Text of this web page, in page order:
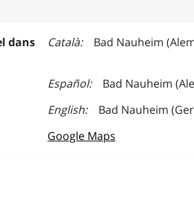
dans
Català Bad Nauheim
Español
Bad Nauheim
English
Bad Nauheim
Google Maps